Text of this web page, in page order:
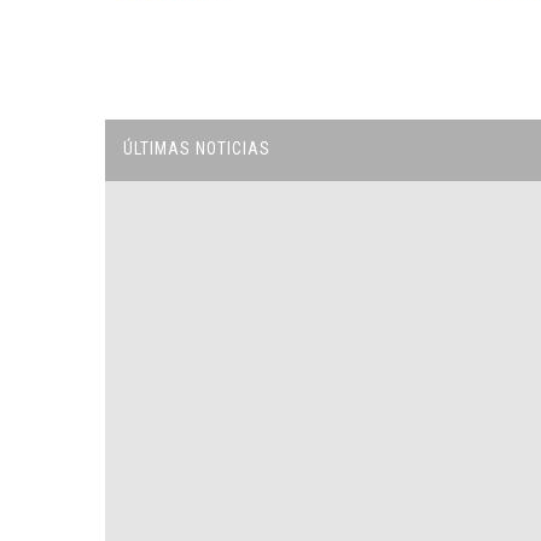
ÚLTIMAS NOTICIAS